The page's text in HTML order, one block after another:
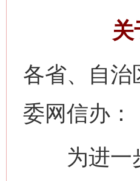
各省、自治
委网信办：
为进一步